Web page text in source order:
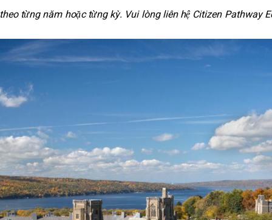
từng năm hoặc từng kỳ. Vui lòng liên hệ Citizen Pathway